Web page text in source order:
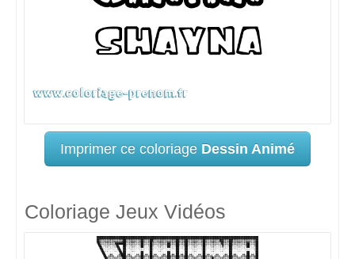
Imprimer ce coloriage Dessin Animé
Coloriage Jeux Vidéos